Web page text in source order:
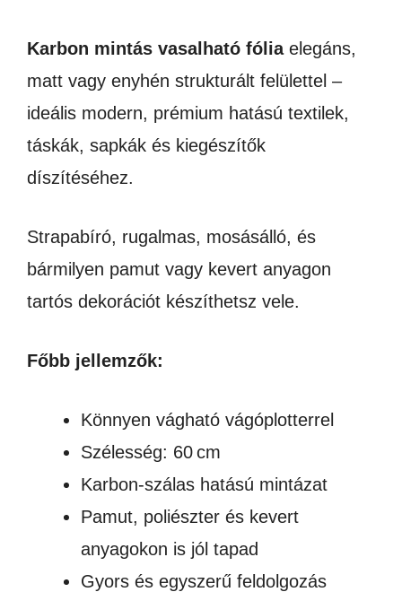
Karbon mintás vasalható fólia elegáns,
matt vagy enyhén strukturált felülettel –
ideális modern, prémium hatású textilek,
táskák, sapkák és kiegészítők
díszítéséhez.
Strapabíró, rugalmas, mosásálló, és
bármilyen pamut vagy kevert anyagon
tartós dekorációt készíthetsz vele.
Főbb jellemzők:
Könnyen vágható vágóplotterrel
Szélesség: 60 cm
Karbon-szálas hatású mintázat
Pamut, poliészter és kevert
anyagokon is jól tapad
Gyors és egyszerű feldolgozás